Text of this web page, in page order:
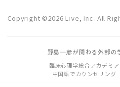
要因もご紹介
Copyright ©2026 Live, Inc. All
野島一彦が関わる外部の
臨床心理学総合アカデミア
中国語でカウンセリング